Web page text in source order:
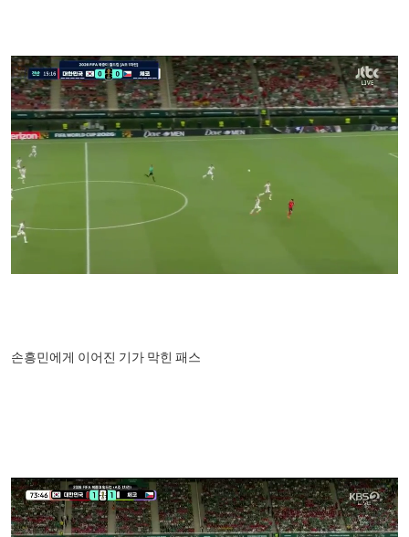
손흥민에게 이어진 기가 막힌 패스